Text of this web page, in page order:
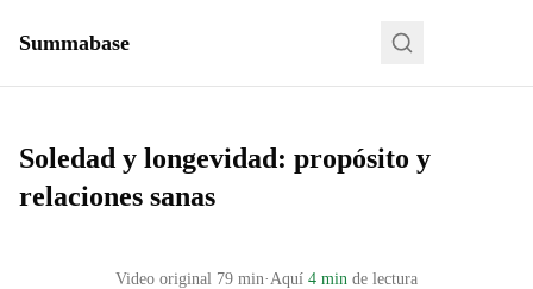
Summabase
Soledad y longevidad: propósito y
relaciones sanas
Video original 79 min·Aquí 4 min de lectura